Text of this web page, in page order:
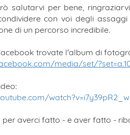
salutarvi per bene,
con voi degli
di un percorso incredibile.
trovate l'album di
media/set/
per averci fatto - e aver fatto -